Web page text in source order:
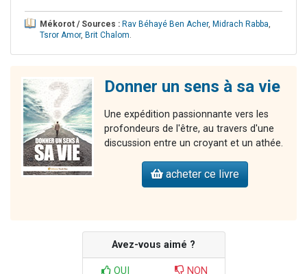
Mékorot / Sources : Rav Béhayé Ben Acher, Midrach Rabba,
Tsror Amor, Brit Chalom.
Donner un sens à sa vie
Une expédition passionnante vers les
profondeurs de l'être, au travers d'une
discussion entre un croyant et un athée.
acheter ce livre
Avez-vous aimé ?
OUI NON